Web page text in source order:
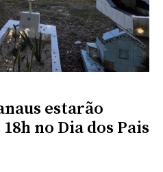
estarão
no Dia dos Pais